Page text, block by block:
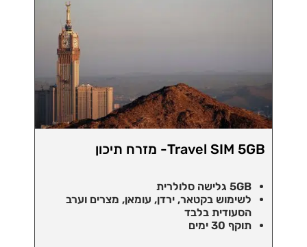
Travel SIM 5GB- מזרח תיכון
5GB גלישה סלולרית
לשימוש בקטאר, ירדן, עומאן, מצרים וערב
הסעודית בלבד
תוקף 30 ימים